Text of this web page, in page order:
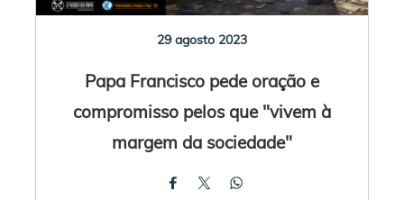
29 agosto 2023
Papa Francisco pede oração e
compromisso pelos que "vivem à
margem da sociedade"